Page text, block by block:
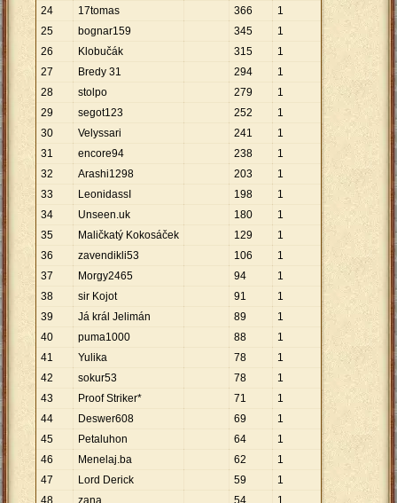
24
17tomas 366
1
25
bognar159 345
1
26
Klobučák 315
1
27
Bredy 31 294
1
28
stolpo 279
1
29
segot123 252
1
30
Velyssari 241
1
31
encore94 238
1
32
Arashi1298 203
1
33
LeonidassI 198
1
34
Unseen.uk 180
1
35
Maličkatý Kokosáček 129
1
36
zavendikli53 106
1
37
Morgy2465 94
1
38
sir Kojot 91
1
39
Já král Jelimán 89
1
40
puma1000 88
1
41
Yulika 78
1
42
sokur53 78
1
43
Proof Striker* 71
1
44
Deswer608 69
1
45
Petaluhon 64
1
46
Menelaj.ba 62
1
47
Lord Derick 59
1